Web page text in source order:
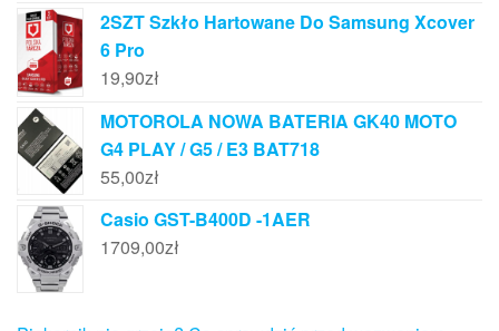
2SZT Szkło Hartowane Do Samsung Xcover
6 Pro
19,90zł
MOTOROLA NOWA BATERIA GK40 MOTO
G4 PLAY / G5 / E3 BAT718
55,00zł
Casio GST-B400D -1AER
1709,00zł